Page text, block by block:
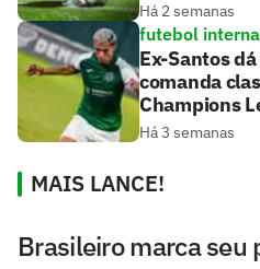
Há 2 semanas
futebol
Ex-Santos
comanda
Champions
Há 3 semanas
MAIS LANCE!
Brasileiro marca seu